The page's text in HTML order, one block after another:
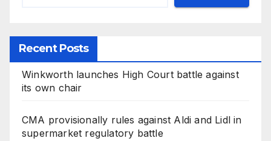
Recent Posts
Winkworth launches High Court battle against
its own chair
CMA provisionally rules against Aldi and Lidl in
supermarket regulatory battle